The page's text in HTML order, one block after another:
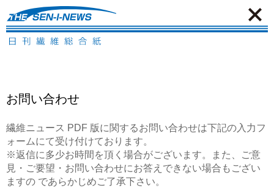
お問い合わせ
繊維ニュース PDF 版に関するお問い合わせは下記の入力フ
ォームにて受け付けております。
※返信に多少お時間を頂く場合がございます。また、ご意
見・ご要望・お問い合わせにお答えできない場合もござい
ますの であらかじめご了承下さい。